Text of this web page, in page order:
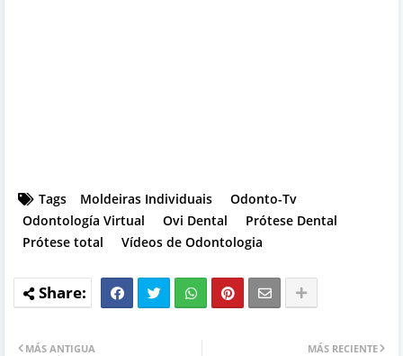
Tags Moldeiras Individuais
Odonto-Tv
Odontología Virtual
Ovi Dental
Prótese Dental
Prótese total
Vídeos de Odontologia
MÁS RECIENTE
MÁS ANTIGUA